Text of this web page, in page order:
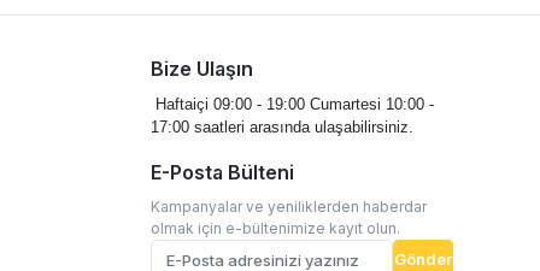
Bize Ulaşın
Haftaiçi 09:00 - 19:00 Cumartesi 10:00 -
17:00 saatleri arasında ulaşabilirsiniz.
E-Posta Bülteni
Kampanyalar ve yeniliklerden haberdar
olmak için e-bültenimize kayıt olun.
Gönder